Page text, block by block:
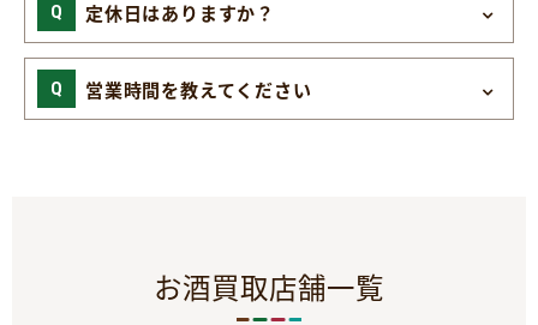
定休日はありますか？
営業時間を教えてください
お酒買取店舗一覧